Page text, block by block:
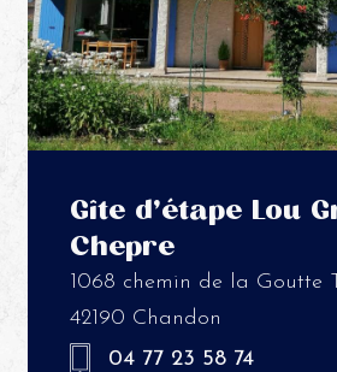
Gîte d’étape Lou
Chepre
1068 chemin de la Goutte
42190 Chandon
04 77 23 58 74